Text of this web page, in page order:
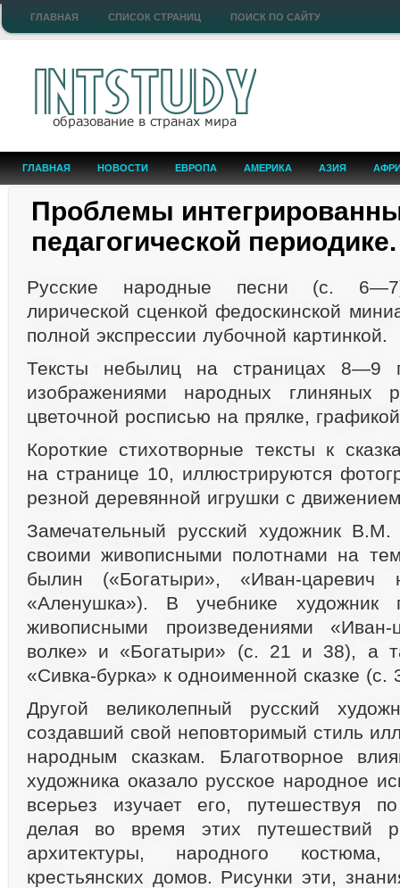
ГЛАВНАЯ СПИСОК СТРАНИЦ ПОИСК ПО САЙТУ
ГЛАВНАЯ НОВОСТИ ЕВРОПА АМЕРИКА АЗИЯ
Проблемы
педагогической периодике.
Русские народные песни (с. 6—7)
лирической сценкой федоскинской
полной экспрессии лубочной картинкой.
Тексты небылиц на страницах 8—9
изображениями народных глиняных
цветочной росписью на прялке,
Короткие стихотворные тексты к
на странице 10, иллюстрируются
резной деревянной игрушки с
Замечательный русский художник В.М.
своими живописными полотнами на
былин («Богатыри», «Иван-
«Аленушка»). В учебнике художник
живописными произведениями
волке» и «Богатыри» (с. 21 и 38), а
«Сивка-бурка» к одноименной сказке (с.
Другой великолепный русский
создавший свой неповторимый стиль
народным сказкам. Благотворное
художника оказало русское народное
всерьез изучает его, путешествуя
делая во время этих путешествий
архитектуры, народного
крестьянских домов. Рисунки эти,